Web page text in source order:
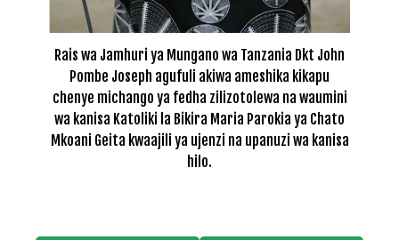
Rais wa Jamhuri ya Mungano wa Tanzania Dkt John
Pombe Joseph agufuli akiwa ameshika kikapu
chenye michango ya fedha zilizotolewa na waumini
wa kanisa Katoliki la Bikira Maria Parokia ya Chato
Mkoani Geita kwaajili ya ujenzi na upanuzi wa kanisa
hilo.